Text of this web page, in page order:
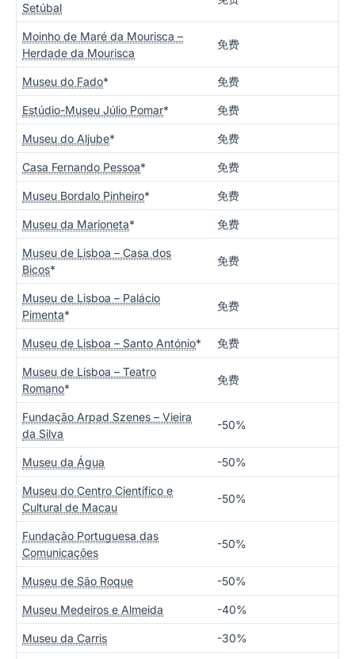
Setúbal
Moinho de Maré da Mourisca –
Herdade da Mourisca
免费
Museu do Fado* 免费
Estúdio-Museu Júlio Pomar* 免费
Museu do Aljube* 免费
Casa Fernando Pessoa* 免费
Museu Bordalo Pinheiro* 免费
Museu da Marioneta* 免费
Museu de Lisboa – Casa dos
Bicos*
免费
Museu de Lisboa – Palácio
Pimenta*
免费
Museu de Lisboa – Santo António* 免费
Museu de Lisboa – Teatro
Romano*
免费
Fundação Arpad Szenes – Vieira
da Silva
-50%
Museu da Água -50%
Museu do Centro Científico e
Cultural de Macau
-50%
Fundação Portuguesa das
Comunicações
-50%
Museu de São Roque -50%
Museu Medeiros e Almeida -40%
Museu da Carris -30%